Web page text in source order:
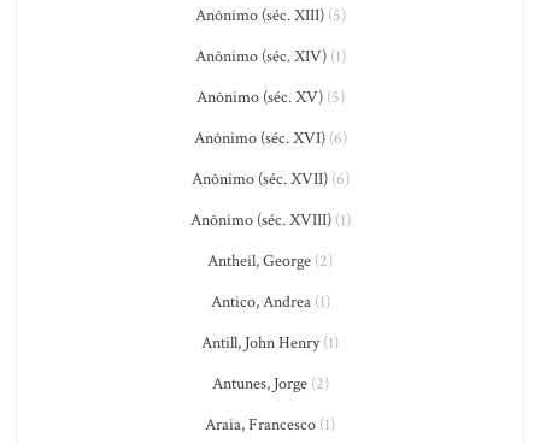
Anônimo (séc. XIII)(5)
Anônimo (séc. XIV)(1)
Anônimo (séc. XV)(5)
Anônimo (séc. XVI)(6)
Anônimo (séc. XVII)(6)
Anônimo (séc. XVIII)(1)
Antheil, George (2)
Antico, Andrea(1)
Antill, John Henry(1)
Antunes, Jorge(2)
Araia, Francesco (1)